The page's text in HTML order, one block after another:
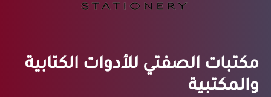
مكتبات الصفتي للأدوات الكتابية
والمكتبية